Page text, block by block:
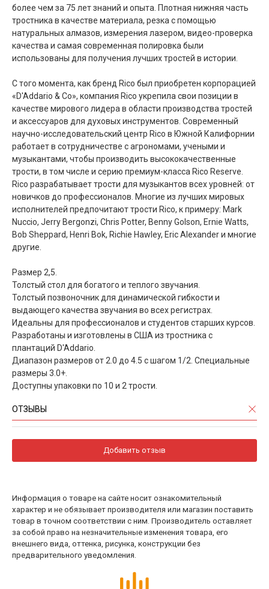
более чем за 75 лет знаний и опыта. Плотная нижняя часть
тростника в качестве материала, резка с помощью
натуральных алмазов, измерения лазером, видео-проверка
качества и самая современная полировка были
использованы для получения лучших тростей в истории.
С того момента, как бренд Rico был приобретен корпорацией
«D'Addario & Co», компания Rico укрепила свои позиции в
качестве мирового лидера в области производства тростей
и аксессуаров для духовых инструментов. Современный
научно-исследовательский центр Rico в Южной Калифорнии
работает в сотрудничестве с агрономами, учеными и
музыкантами, чтобы производить высококачественные
трости, в том числе и серию премиум-класса Rico Reserve.
Rico разрабатывает трости для музыкантов всех уровней: от
новичков до профессионалов. Многие из лучших мировых
исполнителей предпочитают трости Rico, к примеру: Mark
Nuccio, Jerry Bergonzi, Chris Potter, Benny Golson, Ernie Watts,
Bob Sheppard, Henri Bok, Richie Hawley, Eric Alexander и многие
другие.
Размер 2,5.
Толстый стол для богатого и теплого звучания.
Толстый позвоночник для динамической гибкости и
выдающего качества звучания во всех регистрах.
Идеальны для профессионалов и студентов старших курсов.
Разработаны и изготовлены в США из тростника с
плантаций D'Addario.
Диапазон размеров от 2.0 до 4.5 с шагом 1/2. Специальные
размеры 3.0+.
Доступны упаковки по 10 и 2 трости.
ОТЗЫВЫ
Добавить отзыв
Информация о товаре на сайте носит ознакомительный
характер и не обязывает производителя или магазин поставить
товар в точном соответствии с ним. Производитель оставляет
за собой право на незначительные изменения товара, его
внешнего вида, оттенка, рисунка, конструкции без
предварительного уведомления.